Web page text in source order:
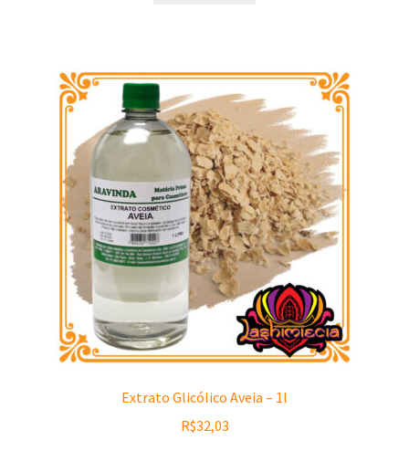
Extrato Glicólico Aveia – 1l
R$32,03